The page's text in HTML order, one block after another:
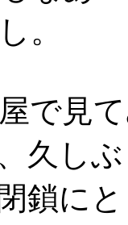
。
で見
久し
鎖に